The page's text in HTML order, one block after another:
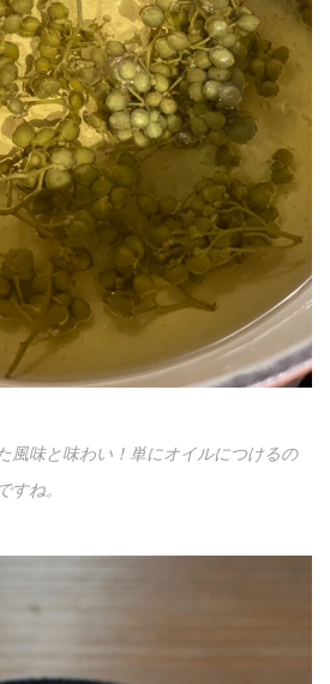
風味と味わい！単にオイルにつけるの
ね。